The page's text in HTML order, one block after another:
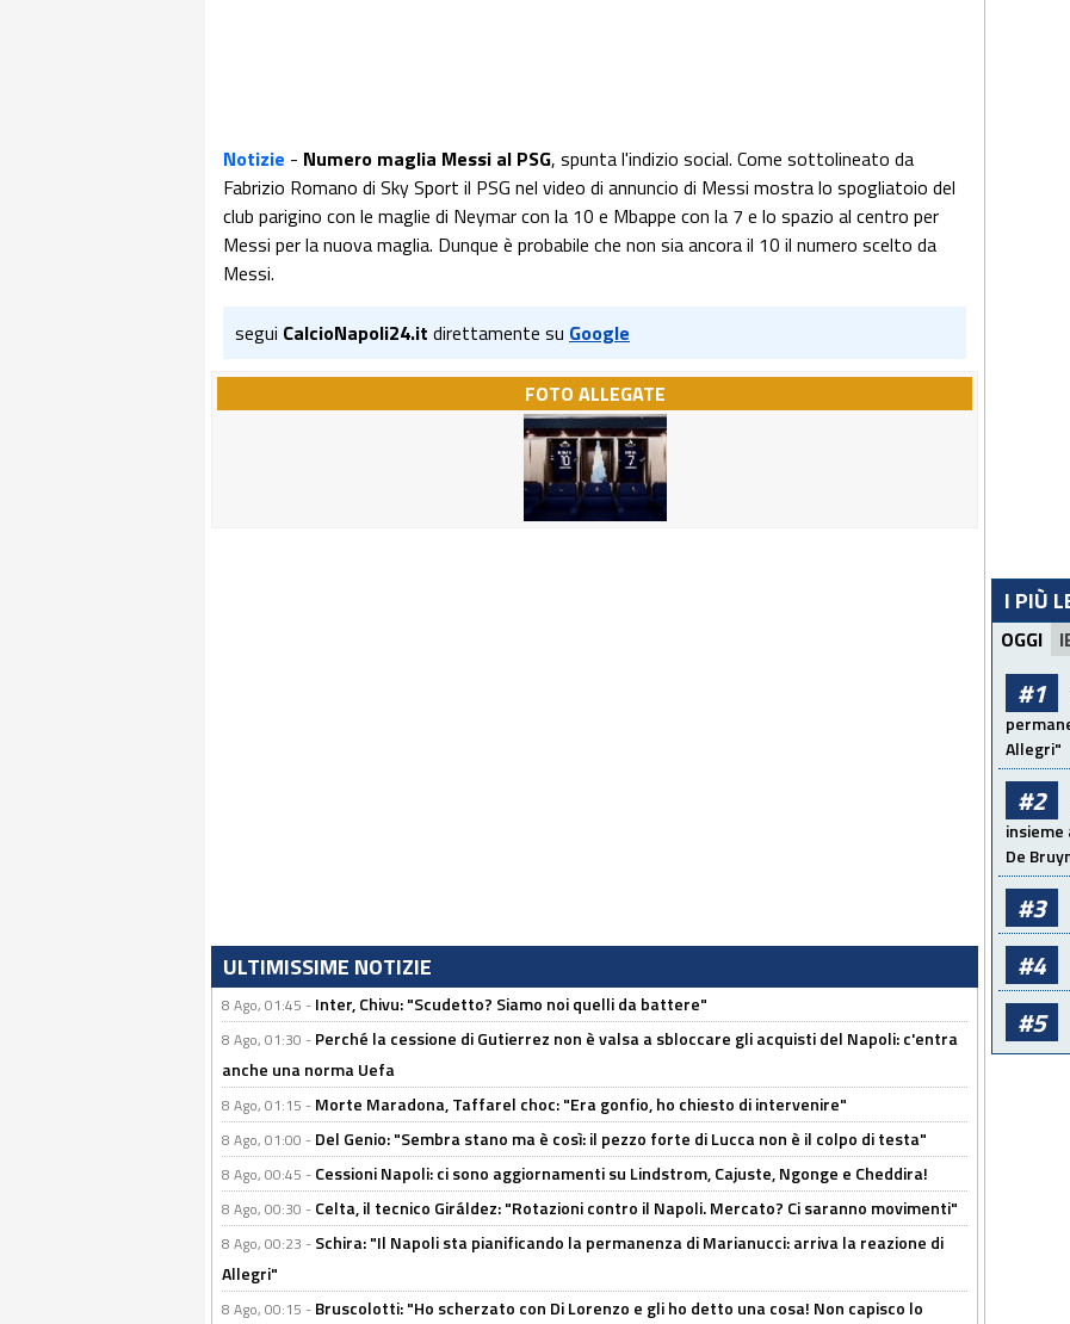
Notizie - Numero maglia Messi al PSG, spunta l'indizio social. Come sottolineato da
Fabrizio Romano di Sky Sport il PSG nel video di annuncio di Messi mostra lo spogliatoio del
club parigino con le maglie di Neymar con la 10 e Mbappe con la 7 e lo spazio al centro per
Messi per la nuova maglia. Dunque è probabile che non sia ancora il 10 il numero scelto da
Messi.
segui CalcioNapoli24.it direttamente su Google
FOTO ALLEGATE
ULTIMISSIME NOTIZIE
8 Ago, 01:45 - Inter, Chivu: "Scudetto? Siamo noi quelli da battere"
8 Ago, 01:30 - Perché la cessione di Gutierrez non è valsa a sbloccare gli acquisti del Napoli: c'entra
anche una norma Uefa
8 Ago, 01:15 - Morte Maradona, Taffarel choc: "Era gonfio, ho chiesto di intervenire"
8 Ago, 01:00 - Del Genio: "Sembra stano ma è così: il pezzo forte di Lucca non è il colpo di testa"
8 Ago, 00:45 - Cessioni Napoli: ci sono aggiornamenti su Lindstrom, Cajuste, Ngonge e Cheddira!
8 Ago, 00:30 - Celta, il tecnico Giráldez: "Rotazioni contro il Napoli. Mercato? Ci saranno movimenti"
8 Ago, 00:23 - Schira: "Il Napoli sta pianificando la permanenza di Marianucci: arriva la reazione di
Allegri"
8 Ago, 00:15 - Bruscolotti: "Ho scherzato con Di Lorenzo e gli ho detto una cosa! Non capisco lo
I PIÙ
OGGI
#1
Allegri"
#2
De
#3
#4
#5